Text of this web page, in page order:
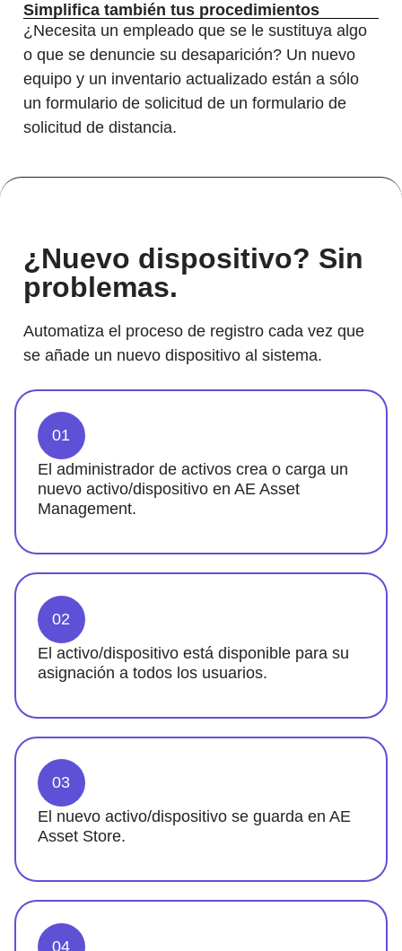
Simplifica también tus procedimientos
¿Necesita un empleado que se le sustituya algo
o que se denuncie su desaparición? Un nuevo
equipo y un inventario actualizado están a sólo
un formulario de solicitud de un formulario de
solicitud de distancia.
¿Nuevo dispositivo? Sin
problemas.
Automatiza el proceso de registro cada vez que
se añade un nuevo dispositivo al sistema.
01
El administrador de activos crea o carga un
nuevo activo/dispositivo en AE Asset
Management.
02
El activo/dispositivo está disponible para su
asignación a todos los usuarios.
03
El nuevo activo/dispositivo se guarda en AE
Asset Store.
04